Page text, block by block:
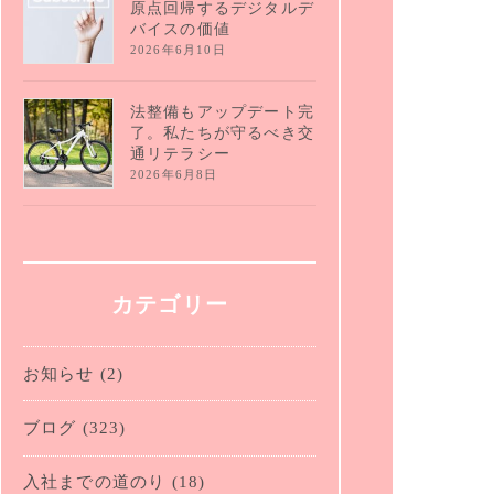
原点回帰するデジタルデ
バイスの価値
2026年6月10日
法整備もアップデート完
了。私たちが守るべき交
通リテラシー
2026年6月8日
カテゴリー
お知らせ (2)
ブログ (323)
入社までの道のり (18)